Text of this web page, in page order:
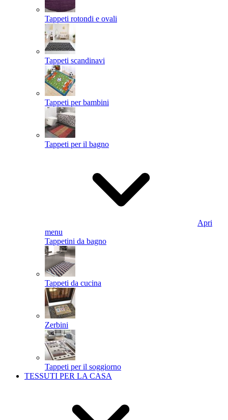
Tappeti rotondi e ovali
Tappeti scandinavi
Tappeti per bambini
Tappeti per il bagno
Apri
menu
Tappetini da bagno
Tappeti da cucina
Zerbini
Tappeti per il soggiorno
TESSUTI PER LA CASA